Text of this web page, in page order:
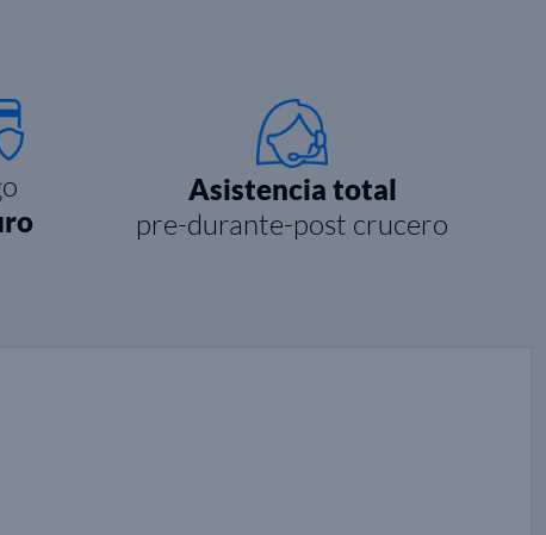
Asistencia total
pre-durante-post crucero